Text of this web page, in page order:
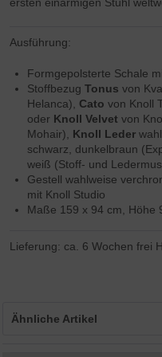
ersten einarmigen Stuhl
Ausführung:
Formgepolsterte Schale
Stoffbezug Tonus von
Helanca), Cato von Knoll
oder Knoll Velvet von
Mohair), Knoll Leder
schwarz, dunkelbraun
weiß (Stoff- und
Gestell wahlweise
mit Knoll Studio
Maße 159 x 94 cm, Höhe
Lieferung: ca. 6 Wochen frei
Ähnliche Artikel